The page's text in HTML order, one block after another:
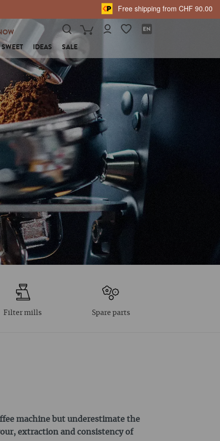
Free shipping from CHF 90.00
SWEET IDEAS SALE
Filter mills Spare parts
machine but underestimate the
extraction and consistency of